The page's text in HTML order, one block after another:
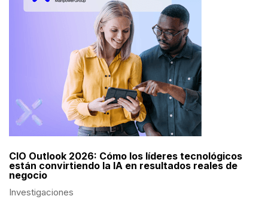
CIO Outlook 2026: Cómo los líderes tecnológicos
están convirtiendo la IA en resultados reales de
negocio
Investigaciones